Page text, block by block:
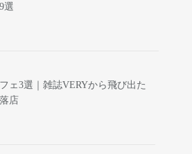
選
ェ3選｜雑誌VERYから飛び出た
店